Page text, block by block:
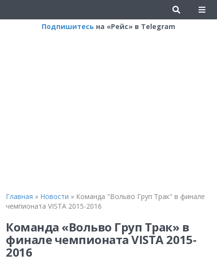
Подпишитесь на «Рейс» в Telegram
Главная » Новости » Команда "Вольво Груп Трак" в финале
чемпионата VISTA 2015-2016
Команда «Вольво Груп Трак» в
финале чемпионата VISTA 2015-
2016